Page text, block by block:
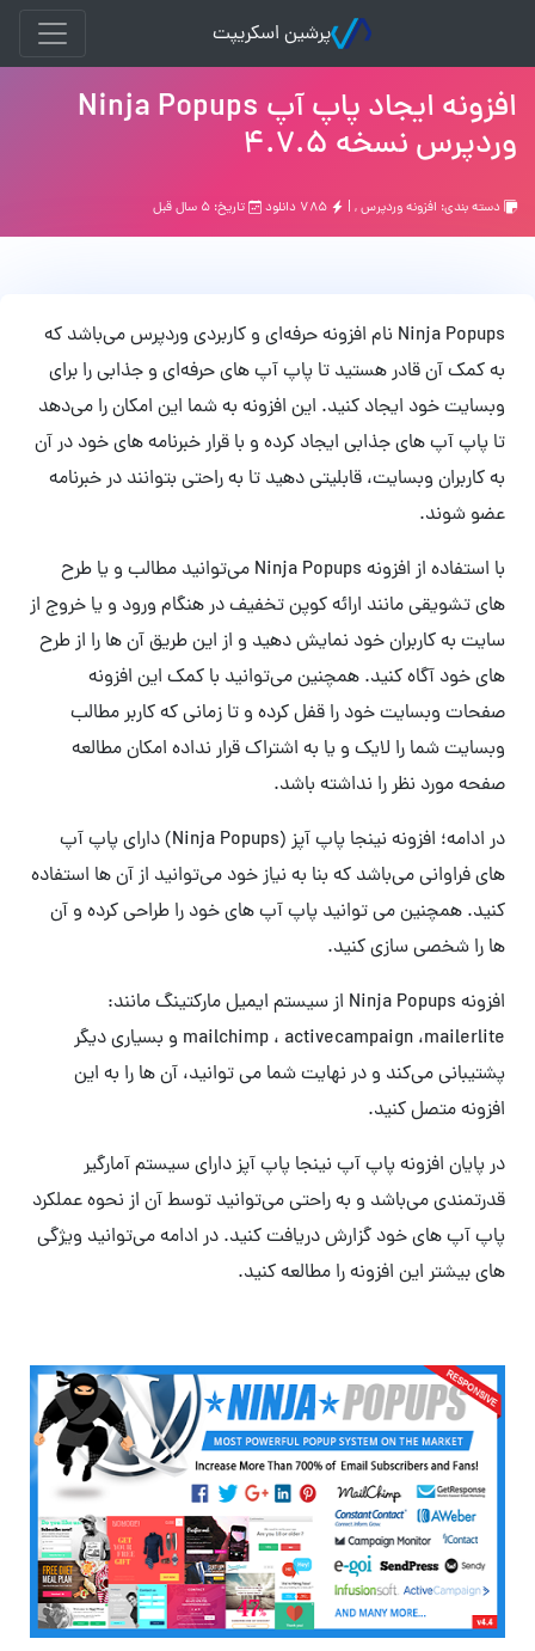
پرشین اسکریپت
افزونه ایجاد پاپ آپ Ninja Popups
وردپرس نسخه 4.7.5
دسته بندی: افزونه وردپرس, | تاریخ: ۵ سال قبل
Ninja Popups نام افزونه حرفه‌ای و کاربردی وردپرس می‌باشد که
به کمک آن قادر هستید تا پاپ آپ های حرفه‌ای و جذابی را برای
وبسایت خود ایجاد کنید. این افزونه به شما این امکان را می‌دهد
تا پاپ آپ های جذابی ایجاد کرده و با قرار خبرنامه های خود در آن
به کاربران وبسایت، قابلیتی دهید تا به راحتی بتوانند در خبرنامه
عضو شوند.
با استفاده از افزونه Ninja Popups می‌توانید مطالب و یا طرح
های تشویقی مانند ارائه کوپن تخفیف در هنگام ورود و یا خروج از
سایت به کاربران خود نمایش دهید و از این طریق آن ها را از طرح
های خود آگاه کنید. همچنین می‌توانید با کمک این افزونه
صفحات وبسایت خود را قفل کرده و تا زمانی که کاربر مطالب
وبسایت شما را لایک و یا به اشتراک قرار نداده امکان مطالعه
صفحه مورد نظر را نداشته باشد.
در ادامه؛ افزونه نینجا پاپ آپز (Ninja Popups) دارای پاپ آپ
های فراوانی می‌باشد که بنا به نیاز خود می‌توانید از آن ها استفاده
کنید. همچنین می توانید پاپ آپ های خود را طراحی کرده و آن
ها را شخصی سازی کنید.
افزونه Ninja Popups از سیستم ایمیل مارکتینگ مانند:
mailchimp ، activecampaign ،mailerlite و بسیاری دیگر
پشتیبانی می‌کند و در نهایت شما می توانید، آن ها را به این
افزونه متصل کنید.
در پایان افزونه پاپ آپ نینجا پاپ آپز دارای سیستم آمارگیر
قدرتمندی می‌باشد و به راحتی می‌توانید توسط آن از نحوه عملکرد
پاپ آپ های خود گزارش دریافت کنید. در ادامه می‌توانید ویژگی
های بیشتر این افزونه را مطالعه کنید.